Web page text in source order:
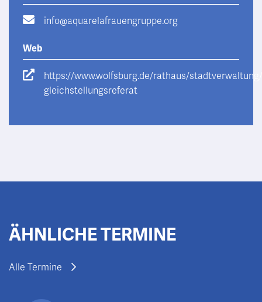
info@aquarelafrauengruppe.org
Web
https://www.wolfsburg.de/rathaus/
gleichstellungsreferat
ÄHNLICHE TERMINE
Alle Termine